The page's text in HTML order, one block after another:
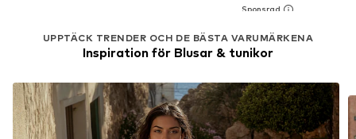
UPPTÄCK TRENDER OCH DE BÄSTA VARUMÄRKENA
Inspiration för Blusar & tunikor